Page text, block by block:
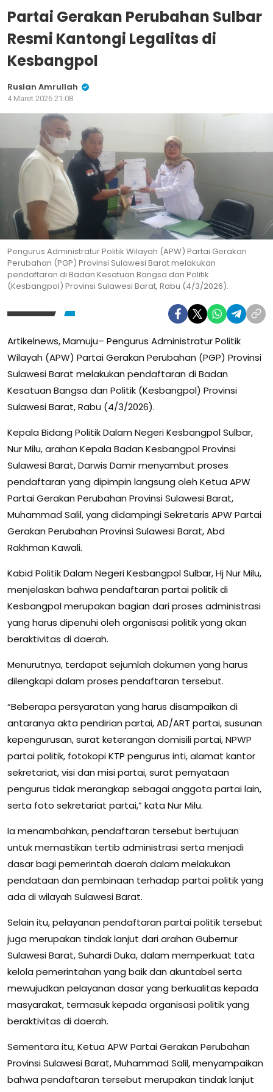
Partai Gerakan Perubahan Sulbar
Resmi Kantongi Legalitas di
Kesbangpol
Ruslan Amrullah
4 Maret 2026 21:08
Pengurus Administratur Politik Wilayah (APW) Partai Gerakan
Perubahan (PGP) Provinsi Sulawesi Barat melakukan
pendaftaran di Badan Kesatuan Bangsa dan Politik
(Kesbangpol) Provinsi Sulawesi Barat, Rabu (4/3/2026).
Artikelnews, Mamuju– Pengurus Administratur Politik
Wilayah (APW) Partai Gerakan Perubahan (PGP) Provinsi
Sulawesi Barat melakukan pendaftaran di Badan
Kesatuan Bangsa dan Politik (Kesbangpol) Provinsi
Sulawesi Barat, Rabu (4/3/2026).
Kepala Bidang Politik Dalam Negeri Kesbangpol Sulbar,
Nur Milu, arahan Kepala Badan Kesbangpol Provinsi
Sulawesi Barat, Darwis Damir menyambut proses
pendaftaran yang dipimpin langsung oleh Ketua APW
Partai Gerakan Perubahan Provinsi Sulawesi Barat,
Muhammad Salil, yang didampingi Sekretaris APW Partai
Gerakan Perubahan Provinsi Sulawesi Barat, Abd
Rakhman Kawali.
Kabid Politik Dalam Negeri Kesbangpol Sulbar, Hj Nur Milu,
menjelaskan bahwa pendaftaran partai politik di
Kesbangpol merupakan bagian dari proses administrasi
yang harus dipenuhi oleh organisasi politik yang akan
beraktivitas di daerah.
Menurutnya, terdapat sejumlah dokumen yang harus
dilengkapi dalam proses pendaftaran tersebut.
“Beberapa persyaratan yang harus disampaikan di
antaranya akta pendirian partai, AD/ART partai, susunan
kepengurusan, surat keterangan domisili partai, NPWP
partai politik, fotokopi KTP pengurus inti, alamat kantor
sekretariat, visi dan misi partai, surat pernyataan
pengurus tidak merangkap sebagai anggota partai lain,
serta foto sekretariat partai,” kata Nur Milu.
Ia menambahkan, pendaftaran tersebut bertujuan
untuk memastikan tertib administrasi serta menjadi
dasar bagi pemerintah daerah dalam melakukan
pendataan dan pembinaan terhadap partai politik yang
ada di wilayah Sulawesi Barat.
Selain itu, pelayanan pendaftaran partai politik tersebut
juga merupakan tindak lanjut dari arahan Gubernur
Sulawesi Barat, Suhardi Duka, dalam memperkuat tata
kelola pemerintahan yang baik dan akuntabel serta
mewujudkan pelayanan dasar yang berkualitas kepada
masyarakat, termasuk kepada organisasi politik yang
beraktivitas di daerah.
Sementara itu, Ketua APW Partai Gerakan Perubahan
Provinsi Sulawesi Barat, Muhammad Salil, menyampaikan
bahwa pendaftaran tersebut merupakan tindak lanjut